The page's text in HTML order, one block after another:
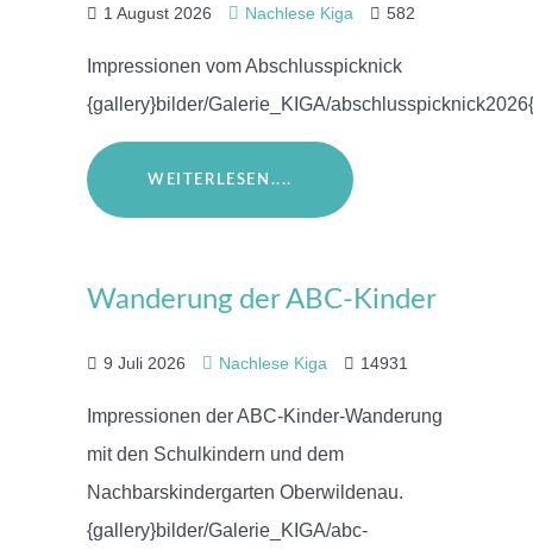
1 August 2026 Nachlese Kiga 582
Impressionen vom Abschlusspicknick
{gallery}bilder/Galerie_KIGA/
WEITERLESEN....
Wanderung der ABC-Kinder
9 Juli 2026 Nachlese Kiga 14931
Impressionen der ABC-Kinder-Wanderung
mit den Schulkindern und dem
Nachbarskindergarten Oberwildenau.
{gallery}bilder/Galerie_KIGA/abc-